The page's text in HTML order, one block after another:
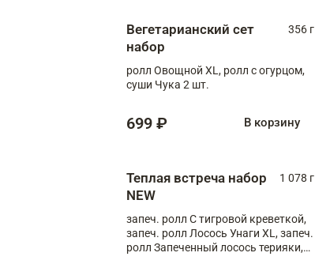
Вегетарианский сет
набор
356 г
ролл Овощной XL, ролл с огурцом,
суши Чука 2 шт.
699 ₽ В корзину
Теплая встреча набор
NEW
1 078 г
запеч. ролл С тигровой креветкой,
запеч. ролл Лосось Унаги XL, запеч.
ролл Запеченный лосось терияки,